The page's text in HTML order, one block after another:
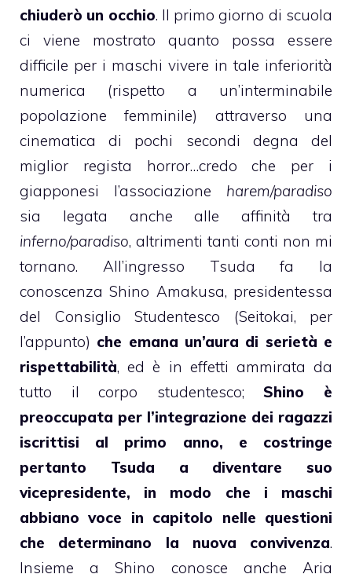
chiuderò un occhio. Il primo giorno di scuola
ci viene mostrato quanto possa essere
difficile per i maschi vivere in tale inferiorità
numerica (rispetto a un’interminabile
popolazione femminile) attraverso una
cinematica di pochi secondi degna del
miglior regista horror…credo che per i
giapponesi l’associazione harem/paradiso
sia legata anche alle affinità tra
inferno/paradiso, altrimenti tanti conti non mi
tornano. All’ingresso Tsuda fa la
conoscenza Shino Amakusa, presidentessa
del Consiglio Studentesco (Seitokai, per
l’appunto) che emana un’aura di serietà e
rispettabilità, ed è in effetti ammirata da
tutto il corpo studentesco;Shino è
preoccupata per l’integrazione dei ragazzi
iscrittisi al primo anno, e costringe
pertanto Tsuda a diventare suo
vicepresidente, in modo che i maschi
abbiano voce in capitolo nelle questioni
che determinano la nuova convivenza.
Insieme a Shino conosce anche Aria